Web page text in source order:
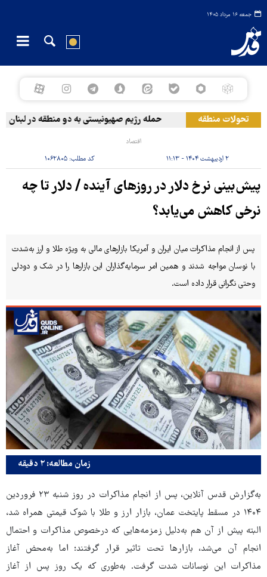
جمعه ۱۶ مرداد ۱۴۰۵
تحولات منطقه حمله رژیم صهیونیستی به دو منطقه در لبنان
اقتصاد
۲ اردیبهشت ۱۴۰۴ - ۱۱:۱۳ کد مطلب: ۱۰۶۲۸۰۵
پیش‌بینی نرخ دلار در روزهای آینده / دلار تا چه
نرخی کاهش می‌یابد؟
پس از انجام مذاکرات میان ایران و آمریکا بازارهای مالی به ویژه طلا و ارز به‌شدت
با نوسان مواجه شدند و همین امر سرمایه‌گذاران این بازارها را در شک و دودلی
وحتی نگرانی قرار داده است.
زمان مطالعه: ۲ دقیقه
به‌گزارش قدس آنلاین، پس از انجام مذاکرات در
روز شنبه ۲۳ فروردین
۱۴۰۴ در مسقط پایتخت عمان، بازار ارز و طلا با شوک قیمتی همراه شد،
البته پیش از آن هم به‌دلیل زمزمه‌هایی که درخصوص مذاکرات و احتمال
انجام آن می‌شد، بازارها تحت تاثیر قرار گرفتند؛ اما به‌محض آغاز
مذاکرات این نوسانات شدت گرفت. به‌طوری که یک روز پس از آغاز